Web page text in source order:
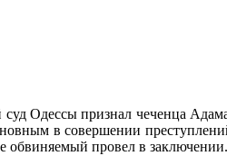
Одессы признал чеченца
в совершении
обвиняемый провел в